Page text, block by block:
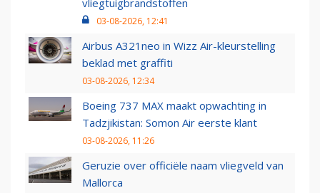
03-08-2026, 12:41
Airbus A321neo in Wizz Air-kleurstelling
beklad met graffiti
03-08-2026, 12:34
Boeing 737 MAX maakt opwachting in
Tadzjikistan: Somon Air eerste klant
03-08-2026, 11:26
Geruzie over officiële naam vliegveld van
Mallorca